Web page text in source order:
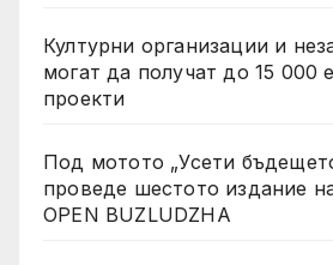
Културни организации и
могат да получат до 15 000
проекти
Под мотото „Усети
проведе шестото издание
OPEN BUZLUDZHA